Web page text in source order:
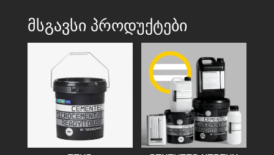
ᲛᲡᲒᲐᲕᲡᲘ ᲞᲠᲝᲓᲣᲥᲢᲔᲑᲘ